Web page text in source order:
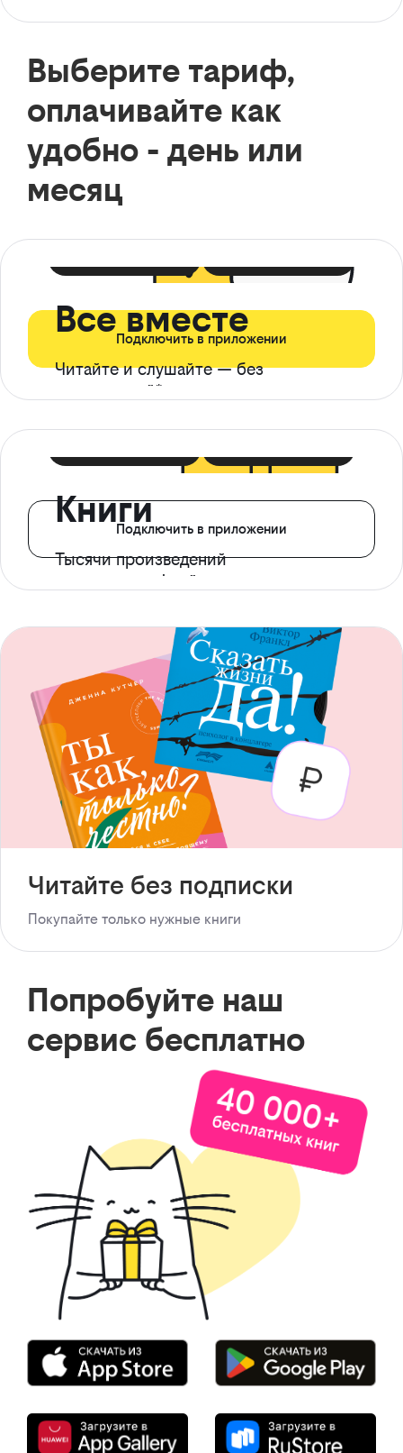
Выберите тариф,
оплачивайте как
удобно - день или
месяц
Все вместе
Читайте и слушайте — без
ограничений*
Подключить в приложении
Книги
Тысячи произведений
с доступом офлайн
Подключить в приложении
Читайте без подписки
Покупайте только нужные книги
Попробуйте наш
сервис бесплатно